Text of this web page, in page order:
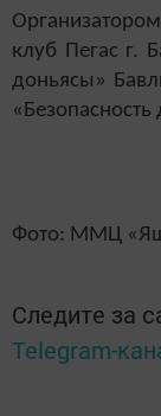
клуб Пегас
доньясы»
Фото: ММЦ
Следите за
Telegram-